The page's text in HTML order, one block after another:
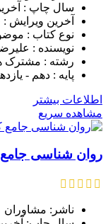
سال چاپ :
آخرین ویرایش
نوع کتاب :
نویسنده :
رشته : مشترک
پایه : دهم -
اطلاعات بیشتر
مشاهده سریع
روان شناسی جامع
ناشر: مشاوران